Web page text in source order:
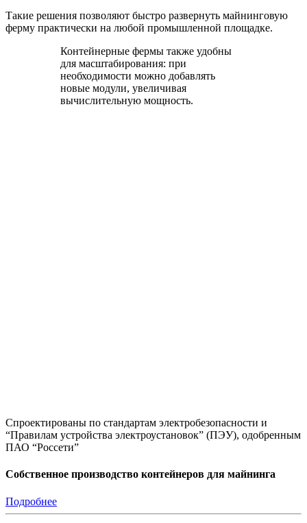
Такие решения позволяют быстро развернуть майнинговую
ферму практически на любой промышленной площадке.
Контейнерные фермы также удобны
для масштабирования: при
необходимости можно добавлять
новые модули, увеличивая
вычислительную мощность.
Спроектированы по стандартам электробезопасности и
“Правилам устройства электроустановок” (ПЭУ), одобренным
ПАО “Россети”
Собственное производство контейнеров для майнинга
Подробнее